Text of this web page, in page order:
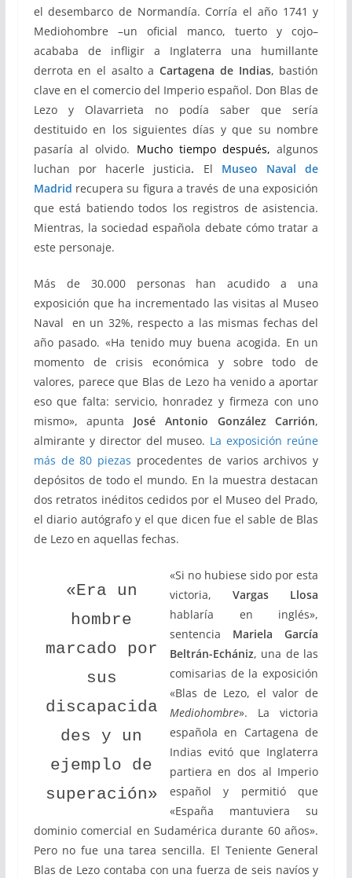
el desembarco de Normandía. Corría el año 1741 y
Mediohombre –un oficial manco, tuerto y cojo–
acababa de infligir a Inglaterra una humillante
derrota en el asalto aCartagena de Indias, bastión
clave en el comercio del Imperio español. Don Blas de
Lezo y Olavarrieta no podía saber que sería
destituido en los siguientes días y que su nombre
pasaría al olvido. Mucho tiempo después,algunos
luchan por hacerle justicia. El
Museo Naval de
Madrid recupera su figura a través de una exposición
que está batiendo todos los registros de asistencia.
Mientras, la sociedad española debate cómo tratar a
este personaje.
Más de 30.000 personas han acudido a una
exposición que ha incrementado las visitas al Museo
Naval en un 32%, respecto a las mismas fechas del
año pasado. «Ha tenido muy buena acogida. En un
momento de crisis económica y sobre todo de
valores, parece que Blas de Lezo ha venido a aportar
eso que falta: servicio, honradez y firmeza con uno
mismo», apunta José Antonio González Carrión,
almirante y director del museo. La exposición reúne
más de 80 piezas procedentes de varios archivos y
depósitos de todo el mundo. En la muestra destacan
dos retratos inéditos cedidos por el Museo del Prado,
el diario autógrafo y el que dicen fue el sable de Blas
de Lezo en aquellas fechas.
«Era un
hombre
marcado por
sus
discapacida
des y un
ejemplo de
superación»
«Si no hubiese sido por esta
victoria, Vargas Llosa
hablaría en inglés»,
sentencia Mariela García
Beltrán-Echániz, una de las
comisarias de la exposición
«Blas de Lezo, el valor de
Mediohombre». La victoria
española en Cartagena de
Indias evitó que Inglaterra
partiera en dos al Imperio
español y permitió que
«España mantuviera su
dominio comercial en Sudamérica durante 60 años».
Pero no fue una tarea sencilla. El Teniente General
Blas de Lezo contaba con una fuerza de seis navíos y